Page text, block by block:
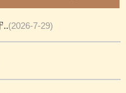
..(2026-7-29)